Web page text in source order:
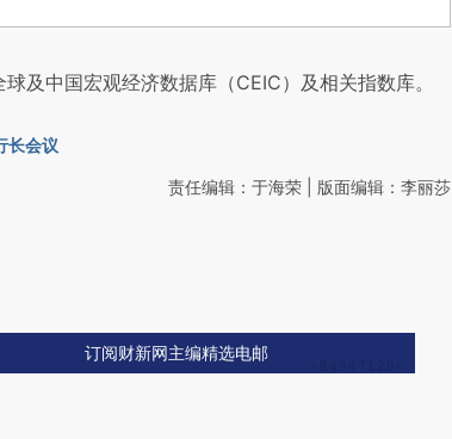
球及中国宏观经济数据库（CEIC）及相关指数库。
长会议
责任编辑：于海荣 | 版面编辑：李丽莎
订阅财新网主编精选电邮